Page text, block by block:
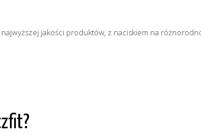
jakości produktów, z naciskiem na